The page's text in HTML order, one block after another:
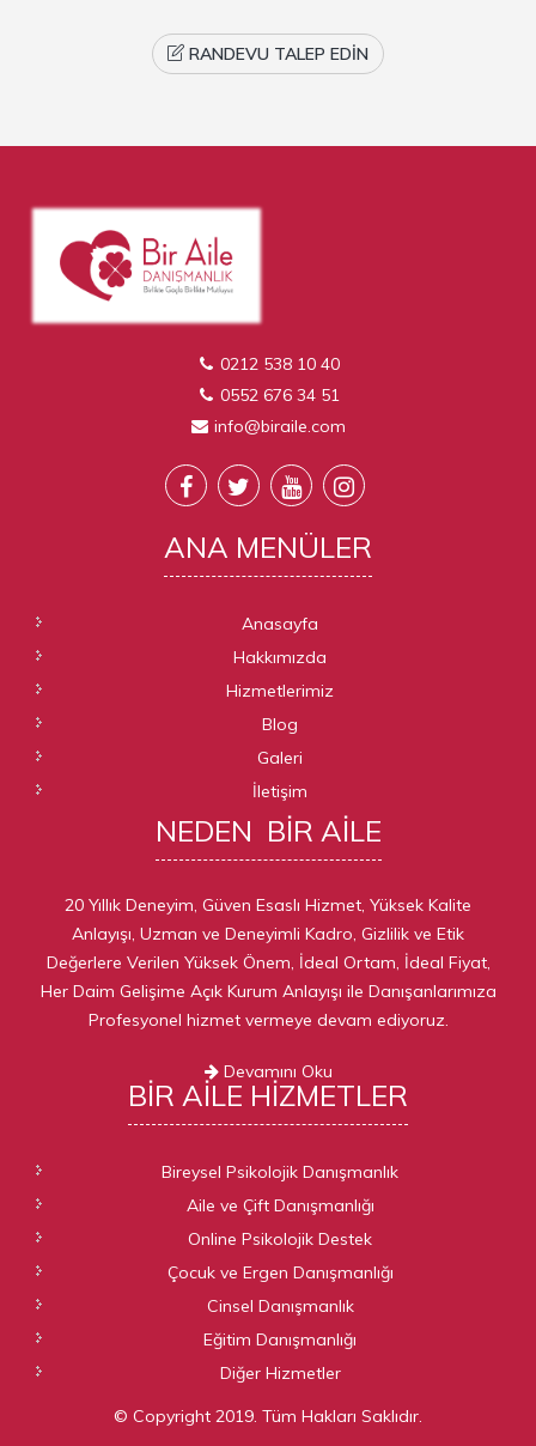
RANDEVU TALEP EDIN
0212 538 10 40
0552 676 34 51
info@biraile.com
ANA MENÜLER
Anasayfa
Hakkımızda
Hizmetlerimiz
Blog
Galeri
İletişim
NEDEN BIR AILE
20 Yıllık Deneyim, Güven Esaslı Hizmet, Yüksek Kalite
Anlayışı, Uzman ve Deneyimli Kadro, Gizlilik ve Etik
Değerlere Verilen Yüksek Önem, İdeal Ortam, İdeal Fiyat,
Her Daim Gelişime Açık Kurum Anlayışı ile Danışanlarımıza
Profesyonel hizmet vermeye devam ediyoruz.
Devamını Oku
BIR AILE HIZMETLER
Bireysel Psikolojik Danışmanlık
Aile ve Çift Danışmanlığı
Online Psikolojik Destek
Çocuk ve Ergen Danışmanlığı
Cinsel Danışmanlık
Eğitim Danışmanlığı
Diğer Hizmetler
© Copyright 2019. Tüm Hakları Saklıdır.